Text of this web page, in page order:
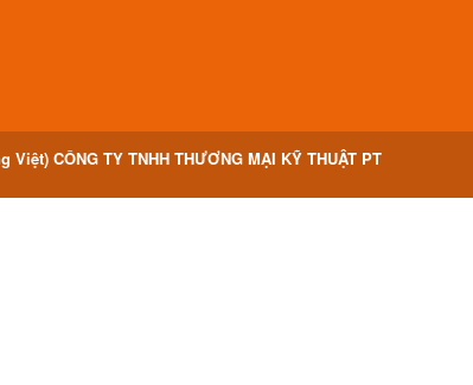
Việt) CÔNG TY TNHH THƯƠNG MẠI KỸ THUẬT PT